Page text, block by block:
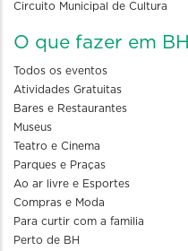
Circuito Municipal de Cultura
O que fazer em BH
Todos os eventos
Atividades Gratuitas
Bares e Restaurantes
Museus
Teatro e Cinema
Parques e Praças
Ao ar livre e Esportes
Compras e Moda
Para curtir com a familia
Perto de BH